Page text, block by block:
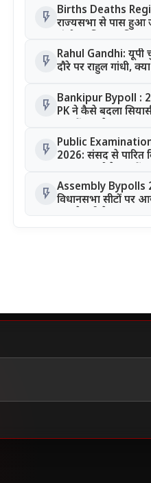
flash_on Births Deaths
राज्यसभा से पास हुआ
कोर्ट का आदेश
flash_on Rahul Gandhi: यूपी
दौरे पर राहुल गांधी,
flash_on Bankipur Bypoll :
PK ने कैसे बदला
flash_on Public
2026: संसद से पारित
flash_on Assembly Bypolls
विधानसभा सीटों पर